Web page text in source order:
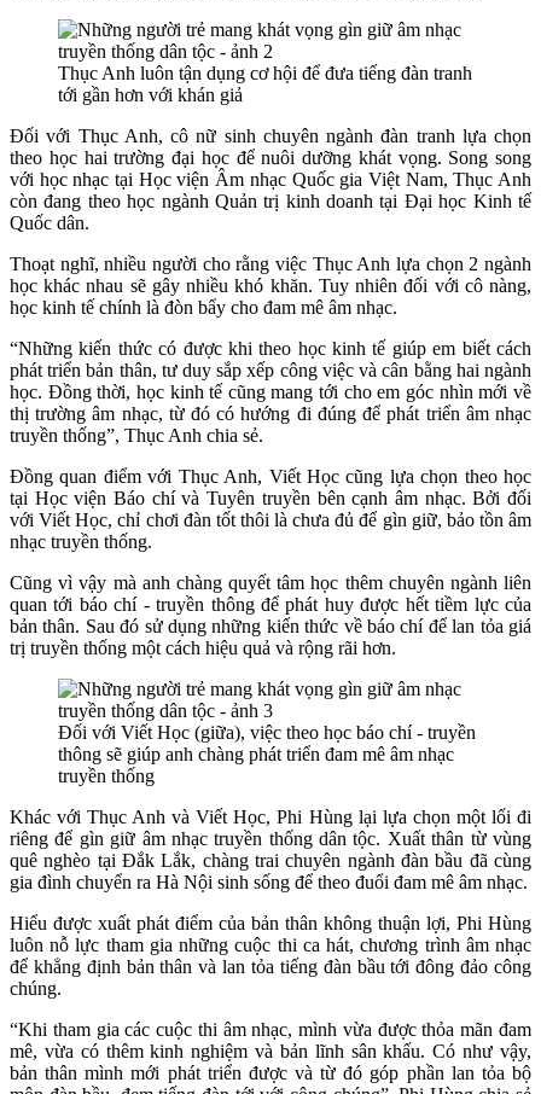
Thục Anh luôn tận dụng cơ hội để đưa tiếng đàn tranh
tới gần hơn với khán giả
Đối với Thục Anh, cô nữ sinh chuyên ngành đàn tranh lựa chọn
theo học hai trường đại học để nuôi dưỡng khát vọng. Song song
với học nhạc tại Học viện Âm nhạc Quốc gia Việt Nam, Thục Anh
còn đang theo học ngành Quản trị kinh doanh tại Đại học Kinh tế
Quốc dân.
Thoạt nghĩ, nhiều người cho rằng việc Thục Anh lựa chọn 2 ngành
học khác nhau sẽ gây nhiều khó khăn. Tuy nhiên đối với cô nàng,
học kinh tế chính là đòn bẩy cho đam mê âm nhạc.
“Những kiến thức có được khi theo học kinh tế giúp em biết cách
phát triển bản thân, tư duy sắp xếp công việc và cân bằng hai ngành
học. Đồng thời, học kinh tế cũng mang tới cho em góc nhìn mới về
thị trường âm nhạc, từ đó có hướng đi đúng để phát triển âm nhạc
truyền thống”, Thục Anh chia sẻ.
Đồng quan điểm với Thục Anh, Viết Học cũng lựa chọn theo học
tại Học viện Báo chí và Tuyên truyền bên cạnh âm nhạc. Bởi đối
với Viết Học, chỉ chơi đàn tốt thôi là chưa đủ để gìn giữ, bảo tồn âm
nhạc truyền thống.
Cũng vì vậy mà anh chàng quyết tâm học thêm chuyên ngành liên
quan tới báo chí - truyền thông để phát huy được hết tiềm lực của
bản thân. Sau đó sử dụng những kiến thức về báo chí để lan tỏa giá
trị truyền thống một cách hiệu quả và rộng rãi hơn.
Đối với Viết Học (giữa), việc theo học báo chí - truyền
thông sẽ giúp anh chàng phát triển đam mê âm nhạc
truyền thống
Khác với Thục Anh và Viết Học, Phi Hùng lại lựa chọn một lối đi
riêng để gìn giữ âm nhạc truyền thống dân tộc. Xuất thân từ vùng
quê nghèo tại Đắk Lắk, chàng trai chuyên ngành đàn bầu đã cùng
gia đình chuyển ra Hà Nội sinh sống để theo đuổi đam mê âm nhạc.
Hiểu được xuất phát điểm của bản thân không thuận lợi, Phi Hùng
luôn nỗ lực tham gia những cuộc thi ca hát, chương trình âm nhạc
để khẳng định bản thân và lan tỏa tiếng đàn bầu tới đông đảo công
chúng.
“Khi tham gia các cuộc thi âm nhạc, mình vừa được thỏa mãn đam
mê, vừa có thêm kinh nghiệm và bản lĩnh sân khấu. Có như vậy,
bản thân mình mới phát triển được và từ đó góp phần lan tỏa bộ